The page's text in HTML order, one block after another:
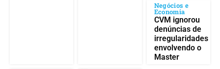
Negócios e
Economia
CVM ignorou
denúncias de
irregularidades
envolvendo o
Master